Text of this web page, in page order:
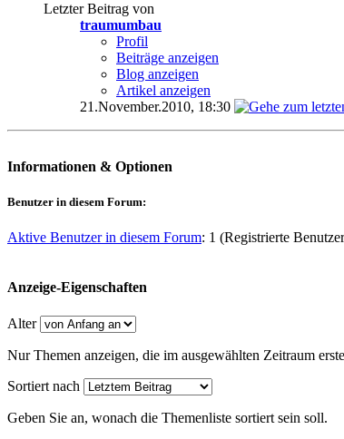
Letzter Beitrag von
traumumbau
Profil
Beiträge anzeigen
Blog anzeigen
Artikel anzeigen
21.November.2010, 18:30
Informationen & Optionen
Benutzer in diesem Forum:
Aktive Benutzer in diesem Forum: 1 (Registrierte
Anzeige-Eigenschaften
Alter
Nur Themen anzeigen, die im ausgewählten Zeitraum
Sortiert nach
Geben Sie an, wonach die Themenliste sortiert sein soll.